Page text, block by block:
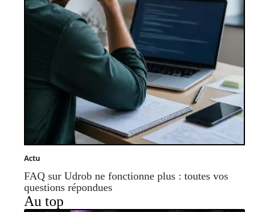
Actu
FAQ sur Udrob ne fonctionne plus : toutes vos
questions répondues
Au top